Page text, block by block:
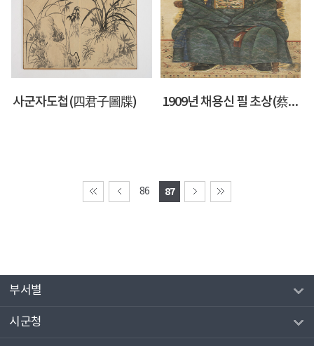
사군자도첩(四君子圖牒) 1909년 채용신 필 초상(蔡龍臣筆肖像)
86 87
부서별
시군청